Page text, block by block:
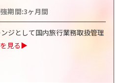
期間:3ヶ月間
ジとして国内旅行業務取扱管理
見る▶